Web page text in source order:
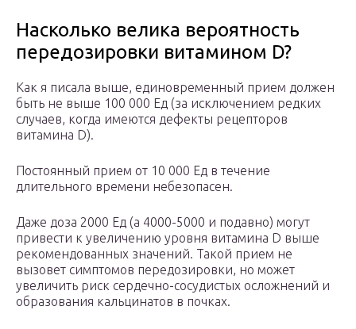
Насколько велика вероятность
передозировки витамином D?
Как я писала выше, единовременный прием должен
быть не выше 100 000 Ед (за исключением редких
случаев, когда имеются дефекты рецепторов
витамина D).
Постоянный прием от 10 000 Ед в течение
длительного времени небезопасен.
Даже доза 2000 Ед (а 4000-5000 и подавно) могут
привести к увеличению уровня витамина D выше
рекомендованных значений. Такой прием не
вызовет симптомов передозировки, но может
увеличить риск сердечно-сосудистых осложнений и
образования кальцинатов в почках.